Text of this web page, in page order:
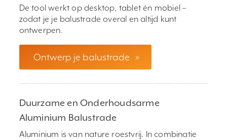
De tool werkt op desktop, tablet én mobiel –
zodat je je balustrade overal en altijd kunt
ontwerpen.
Ontwerp je balustrade »
Duurzame en Onderhoudsarme
Aluminium Balustrade
Aluminium is van nature roestvrij. In combinatie